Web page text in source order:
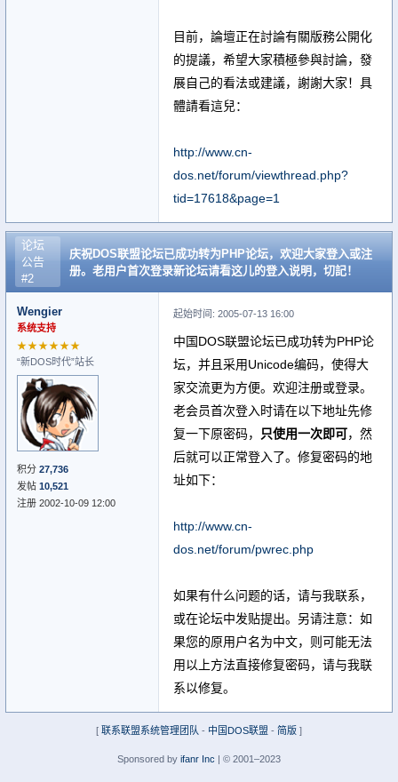
目前，論壇正在討論有關版務公開化
的提議，希望大家積極參與討論，發
展自己的看法或建議，謝謝大家！具
體請看這兒：
http://www.cn-
dos.net/forum/viewthread.php?
tid=17618&page=1
论坛
公告
#2
庆祝DOS联盟论坛已成功转为PHP论坛，欢迎大家登入或注
册。老用户首次登录新论坛请看这儿的登入说明，切記！
Wengier
系统支持
★★★★★★
“新DOS时代”站长
积分 27,736
发帖 10,521
注册 2002-10-09 12:00
起始时间: 2005-07-13 16:00
中国DOS联盟论坛已成功转为PHP论
坛，并且采用Unicode编码，使得大
家交流更为方便。欢迎注册或登录。
老会员首次登入时请在以下地址先修
复一下原密码，
只使用一次即可，然
后就可以正常登入了。修复密码的地
址如下：
http://www.cn-
dos.net/forum/pwrec.php
如果有什么问题的话，请与我联系，
或在论坛中发贴提出。另请注意：如
果您的原用户名为中文，则可能无法
用以上方法直接修复密码，请与我联
系以修复。
[ 联系联盟系统管理团队 - 中国DOS联盟 - 简版 ]
Sponsored by ifanr Inc | © 2001–2023